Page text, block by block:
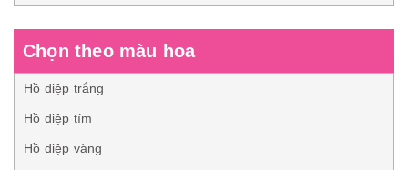
Chọn theo màu hoa
Hồ điệp trắng
Hồ điệp tím
Hồ điệp vàng